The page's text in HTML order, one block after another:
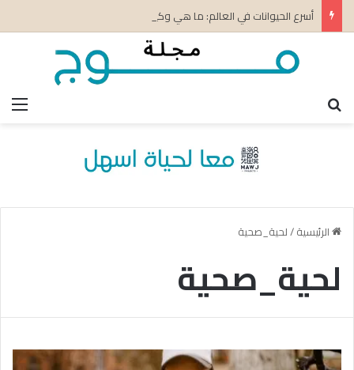
أسرع الحيوانات في العالم: ما هي وكيف تكتسب سرعتها؟
الرئيسية/لحية_صحية
لحية_صحية